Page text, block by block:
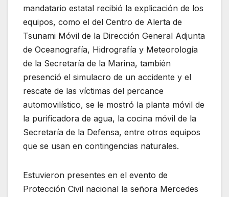
mandatario estatal recibió la explicación de los
equipos, como el del Centro de Alerta de
Tsunami Móvil de la Dirección General Adjunta
de Oceanografía, Hidrografía y Meteorología
de la Secretaría de la Marina, también
presenció el simulacro de un accidente y el
rescate de las víctimas del percance
automovilístico, se le mostró la planta móvil de
la purificadora de agua, la cocina móvil de la
Secretaría de la Defensa, entre otros equipos
que se usan en contingencias naturales.
Estuvieron presentes en el evento de
Protección Civil nacional la señora Mercedes